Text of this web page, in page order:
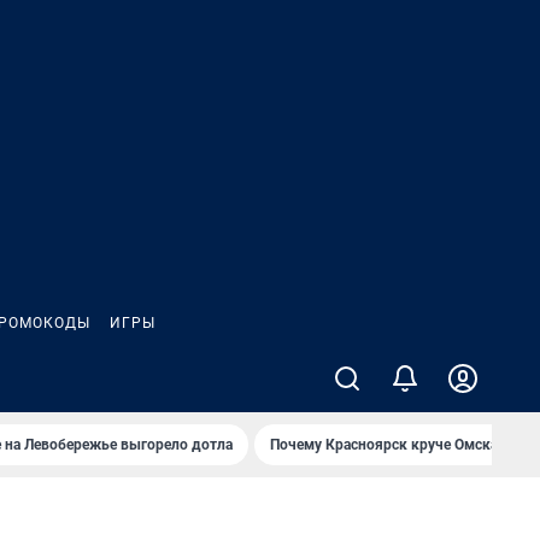
ИГРЫ
на Левобережье выгорело дотла Почему Красноярск круче Омска